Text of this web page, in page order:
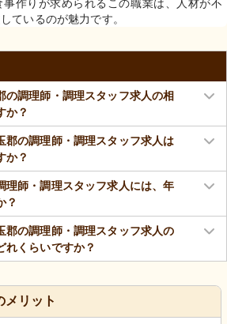
作りが求められるこの職業は、人材が不
ているのが魅力です。
の調理師・調理スタッフ求人の相
か？
郡の調理師・調理スタッフ求人は
か？
理師・調理スタッフ求人には、年
？
郡の調理師・調理スタッフ求人の
れくらいですか？
メリット